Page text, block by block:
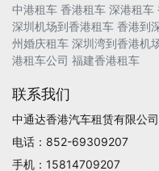
中港租车 香港租车 深港租车
深圳机场到香港租车 香港到
州婚庆租车 深圳湾到香港机
港租车公司 福建香港租车
联系我们
中通达香港汽车租赁有限公司
电话：852-69309207
手机：15814709207